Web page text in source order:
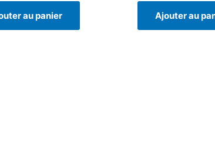
au panier Ajouter au